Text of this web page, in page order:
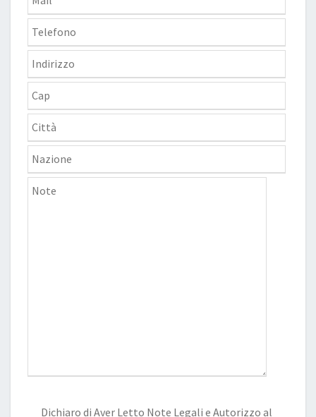
Dichiaro di Aver Letto Note Legali e Autorizzo al